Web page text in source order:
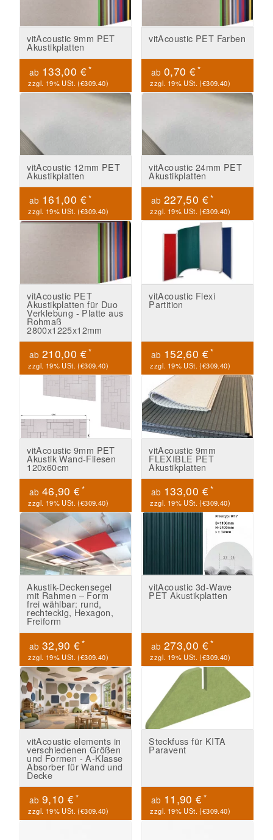
vitAcoustic 9mm PET
Akustikplatten
ab 133,00 €*
zzgl. 19% USt. (€309.40)
vitAcoustic PET Farben
ab 0,70 €*
zzgl. 19% USt. (€309.40)
vitAcoustic 12mm PET
Akustikplatten
ab 161,00 €*
zzgl. 19% USt. (€309.40)
vitAcoustic 24mm PET
Akustikplatten
ab 227,50 €*
zzgl. 19% USt. (€309.40)
vitAcoustic PET
Akustikplatten für Duo
Verklebung - Platte aus
Rohmaß
2800x1225x12mm
ab 210,00 €*
zzgl. 19% USt. (€309.40)
vitAcoustic Flexi
Partition
ab 152,60 €*
zzgl. 19% USt. (€309.40)
vitAcoustic 9mm PET
Akustik Wand-Fliesen
120x60cm
ab 46,90 €*
zzgl. 19% USt. (€309.40)
vitAcoustic 9mm
FLEXIBLE PET
Akustikplatten
ab 133,00 €*
zzgl. 19% USt. (€309.40)
Akustik-Deckensegel
mit Rahmen – Form
frei wählbar: rund,
rechteckig, Hexagon,
Freiform
ab 32,90 €*
zzgl. 19% USt. (€309.40)
vitAcoustic 3d-Wave
PET Akustikplatten
ab 273,00 €*
zzgl. 19% USt. (€309.40)
vitAcoustic elements in
verschiedenen Größen
und Formen - A-Klasse
Absorber für Wand und
Decke
ab 9,10 €*
zzgl. 19% USt. (€309.40)
Steckfuss für KITA
Paravent
ab 11,90 €*
zzgl. 19% USt. (€309.40)